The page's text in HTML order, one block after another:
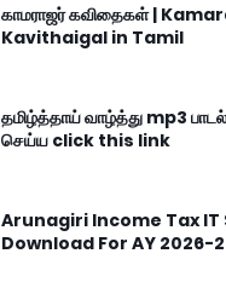
காமராஜர் கவிதைகள் |
Kavithaigal in Tamil
தமிழ்த்தாய் வாழ்த்து mp3
செய்ய click this link
Arunagiri Income Tax
Download For AY 2026-